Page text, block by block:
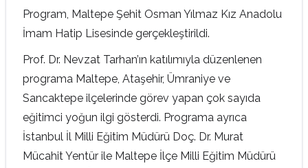
Program, Maltepe Şehit Osman Yılmaz Kız Anadolu
İmam Hatip Lisesinde gerçekleştirildi.
Prof. Dr. Nevzat Tarhan’ın katılımıyla düzenlenen
programa Maltepe, Ataşehir, Ümraniye ve
Sancaktepe ilçelerinde görev yapan çok sayıda
eğitimci yoğun ilgi gösterdi. Programa ayrıca
İstanbul İl Milli Eğitim Müdürü Doç. Dr. Murat
Mücahit Yentür ile Maltepe İlçe Milli Eğitim Müdürü